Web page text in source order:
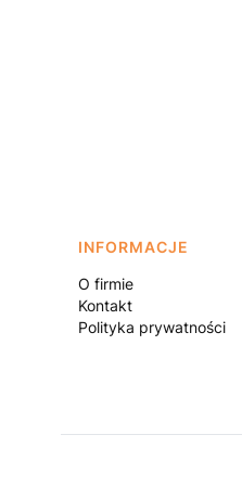
Linki w stopce
INFORMACJE
O firmie
Kontakt
Polityka prywatności